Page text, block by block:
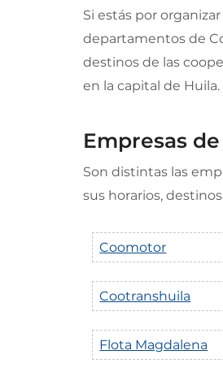
Si estás por
departamentos de
destinos de las
en la capital de Huila.
Empresas
Son distintas las
sus horarios,
Coomotor
Cootranshuila
Flota Magdalena